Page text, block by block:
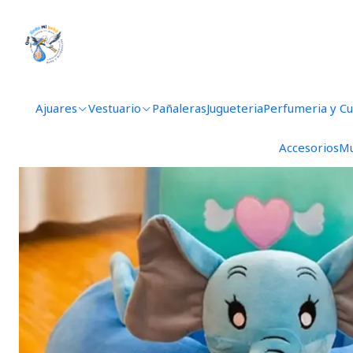
Ajuares Vestuario PañalerasJugueteriaPerfumeria y
Accesorios